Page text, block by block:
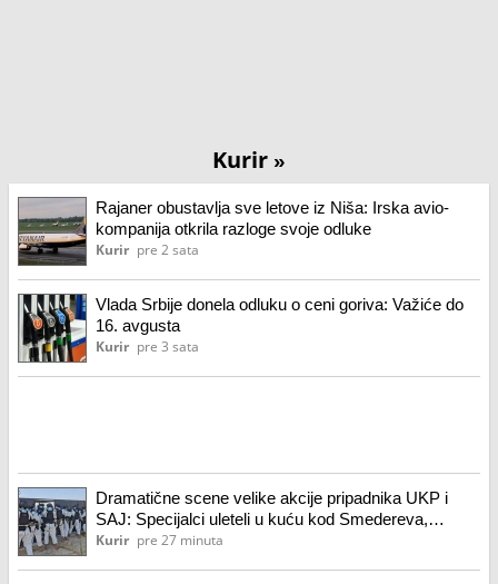
Kurir »
Rajaner obustavlja sve letove iz Niša: Irska avio-
kompanija otkrila razloge svoje odluke
Kurir pre 2 sata
Vlada Srbije donela odluku o ceni goriva: Važiće do
16. avgusta
Kurir pre 3 sata
Dramatične scene velike akcije pripadnika UKP i
SAJ: Specijalci uleteli u kuću kod Smedereva,
pogledajte šta su sve pronašli unutra (foto, video)
Kurir pre 27 minuta